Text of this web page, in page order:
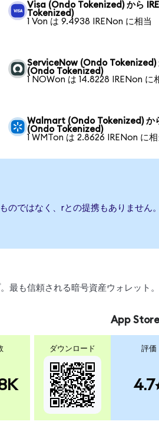
Visa (Ondo Tokenized) から
Tokenized)
1 Von は 9.4938 IRENon に相当
ServiceNow (Ondo Tokenized)
(Ondo Tokenized)
1 NOWon は 14.8228 IRENon に
Walmart (Ondo Tokenized) か
(Ondo Tokenized)
1 WMTon は 2.8626 IRENon に相
のではなく、rとの提携もありませ
最も信頼される暗号資産ウォレット。
ダウンロード
App Store
評価
4.7